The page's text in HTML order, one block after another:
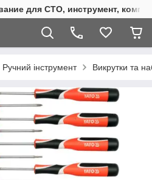
для СТО, инструмент,
Ручний інструмент Викрутки та